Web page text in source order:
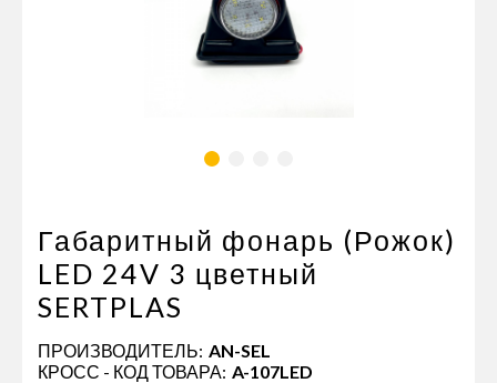
Стяжные ремни и тросы
Габаритный фонарь (Рожок)
LED 24V 3 цветный
SERTPLAS
ПРОИЗВОДИТЕЛЬ: AN-SEL
КРОСС - КОД ТОВАРА: A-107LED